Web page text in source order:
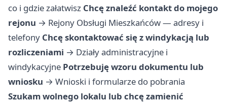
co i gdzie załatwisz Chcę znaleźć kontakt do mojego
rejonu → Rejony Obsługi Mieszkańców — adresy i
telefony Chcę skontaktować się z windykacją lub
rozliczeniami → Działy administracyjne i
windykacyjne Potrzebuję wzoru dokumentu lub
wniosku → Wnioski i formularze do pobrania
Szukam wolnego lokalu lub chcę zamienić